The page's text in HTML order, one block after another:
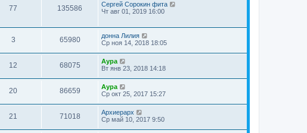
77 135586
Сергей Сорокин фита
Чт авг 01, 2019 16:00
3 65980
донна Лилия
Ср ноя 14, 2018 18:05
12 68075
Аура
Вт янв 23, 2018 14:18
20 86659
Аура
Ср окт 25, 2017 15:27
21 71018
Архиерарх
Ср май 10, 2017 9:50